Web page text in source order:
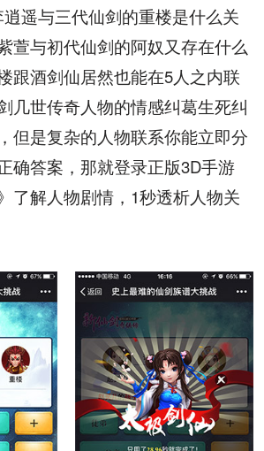
遥与三代仙剑的重楼是什么关
萱与初代仙剑的阿奴又存在什么
跟酒剑仙居然也能在5人之内联
世传奇人物的情感纠葛生死纠
但是复杂的人物联系你能立即分
确答案，那就登录正版3D手游
了解人物剧情， 1秒透析人物关